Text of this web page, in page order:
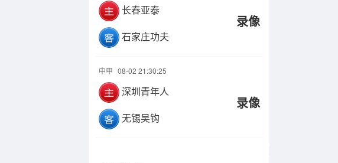
长春亚泰
石家庄功夫
录像
中甲 08-02 21:30:25
深圳青年人
无锡吴钩
录像